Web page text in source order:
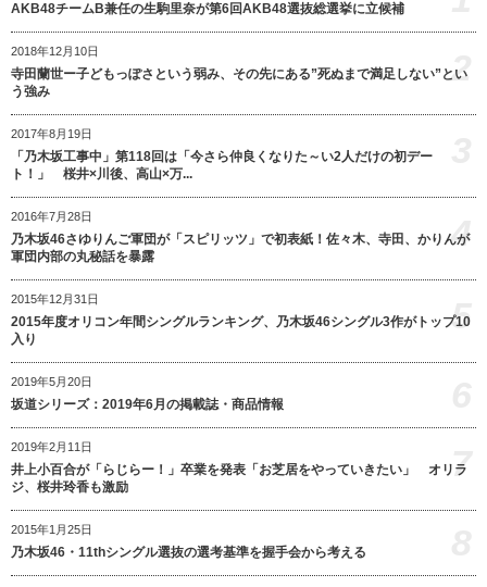
AKB48チームB兼任の生駒里奈が第6回AKB48選抜総選挙に立候補
2018年12月10日
寺田蘭世ー子どもっぽさという弱み、その先にある”死ぬまで満足しない”とい
う強み
2
2017年8月19日
「乃木坂工事中」第118回は「今さら仲良くなりた～い2人だけの初デー
ト！」 桜井×川後、高山×万...
2016年7月28日
乃木坂46さゆりんご軍団が「スピリッツ」で初表紙！佐々木、寺田、かりんが
軍団内部の丸秘話を暴露
4
2015年12月31日
2015年度オリコン年間シングルランキング、乃木坂46シングル3作がトップ10
入り
5
2019年5月20日
坂道シリーズ：2019年6月の掲載誌・商品情報
2019年2月11日
井上小百合が「らじらー！」卒業を発表「お芝居をやっていきたい」 オリラ
ジ、桜井玲香も激励
7
2015年1月25日
乃木坂46・11thシングル選抜の選考基準を握手会から考える